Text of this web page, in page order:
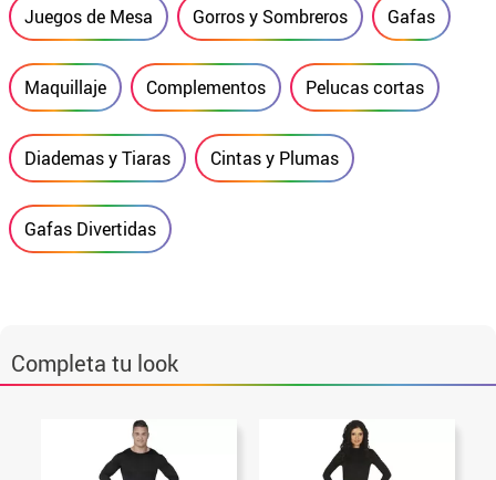
Juegos de Mesa Gorros y Sombreros Gafas
Maquillaje Complementos Pelucas cortas
Diademas y Tiaras Cintas y Plumas
Gafas Divertidas
Completa tu look